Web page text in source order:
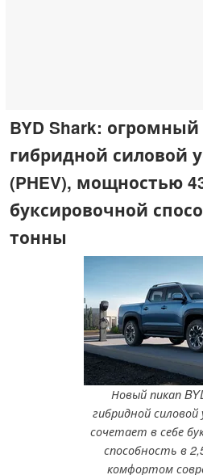
BYD Shark:
гибридной силовой
(PHEV), мощностью
буксировочной
тонны
Новый пикап
гибридной
сочетает в себе
способность в
комфортом